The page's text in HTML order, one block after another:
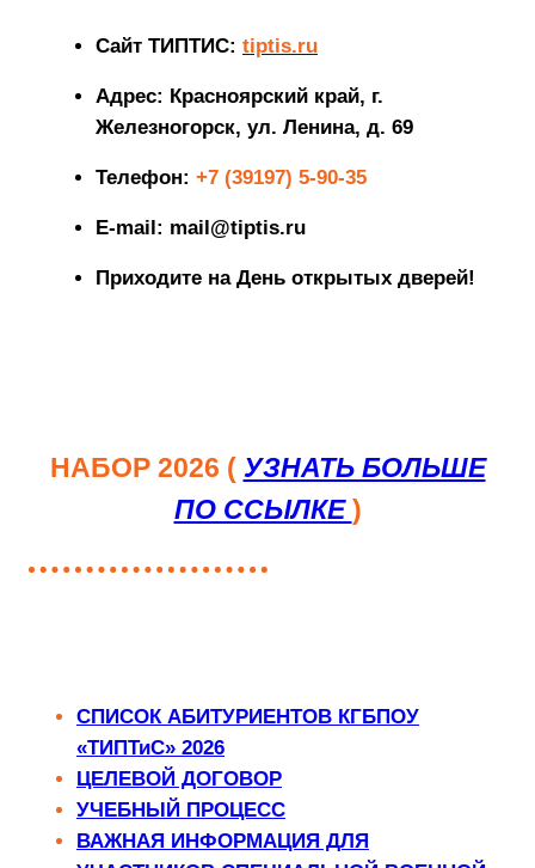
Сайт ТИПТИС: tiptis.ru
Адрес: Красноярский край, г.
Железногорск, ул. Ленина, д. 69
Телефон: +7 (39197) 5-90-35
E-mail : mail@tiptis.ru
Приходите на День открытых дверей!
НАБОР 2026 ( УЗНАТЬ БОЛЬШЕ
ПО ССЫЛКЕ)
СПИСОК АБИТУРИЕНТОВ КГБПОУ
«ТИПТиС» 2026
ЦЕЛЕВОЙ ДОГОВОР
УЧЕБНЫЙ ПРОЦЕСС
ВАЖНАЯ ИНФОРМАЦИЯ ДЛЯ